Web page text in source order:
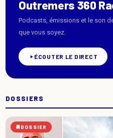
Outremers 360
Podcasts, émissions et le son
que vous soyez.
ÉCOUTER LE DIRECT
DOSSIERS
DOSSIER